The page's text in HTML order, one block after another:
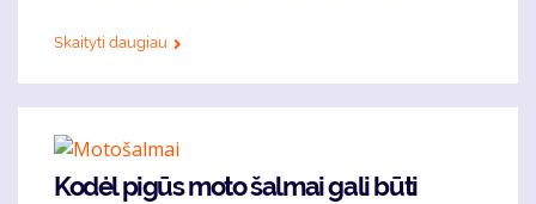
Skaityti daugiau
Kodėl pigūs moto šalmai gali būti